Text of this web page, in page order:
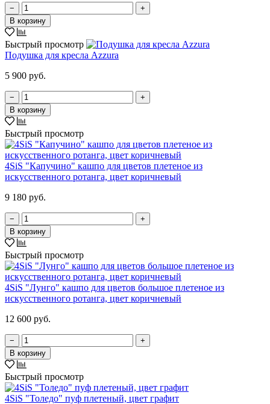
−
+
В корзину
Быстрый просмотр
Подушка для кресла Azzura
5 900 руб.
−
+
В корзину
Быстрый просмотр
4SiS "Капучино" кашпо для цветов плетеное из
искусственного ротанга, цвет коричневый
9 180 руб.
−
+
В корзину
Быстрый просмотр
4SiS "Лунго" кашпо для цветов большое плетеное из
искусственного ротанга, цвет коричневый
12 600 руб.
−
+
В корзину
Быстрый просмотр
4SiS "Толедо" пуф плетеный, цвет графит